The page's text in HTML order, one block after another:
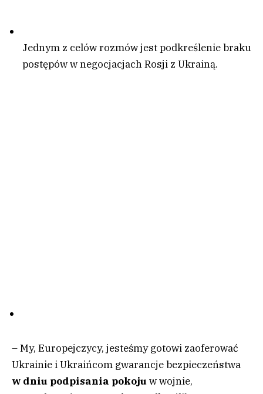
Jednym z celów rozmów jest podkreślenie braku
postępów w negocjacjach Rosji z Ukrainą.
– My, Europejczycy, jesteśmy gotowi zaoferować
Ukrainie i Ukraińcom gwarancje bezpieczeństwa
w dniu podpisania pokojuw wojnie,